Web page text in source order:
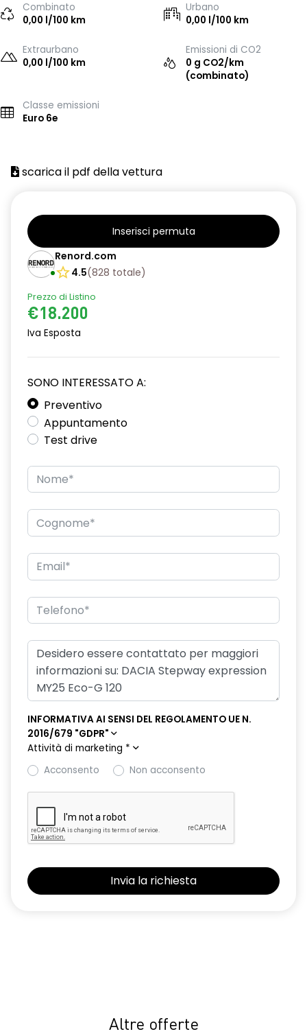
Combinato
0,00 l/100 km
Urbano
0,00 l/100 km
Extraurbano
0,00 l/100 km
Emissioni di CO2
0 g CO2/km
(combinato)
Classe emissioni
Euro 6e
scarica il pdf della vettura
Inserisci permuta
Renord.com
4.5(828 totale)
Prezzo di Listino
€18.200
Iva Esposta
SONO INTERESSATO A:
Preventivo
Appuntamento
Test drive
INFORMATIVA AI SENSI DEL REGOLAMENTO UE N.
2016/679 "GDPR"
Attività di marketing *
Acconsento
Non acconsento
Altre offerte